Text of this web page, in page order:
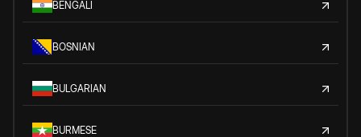
BENGALI
BOSNIAN
BULGARIAN
BURMESE